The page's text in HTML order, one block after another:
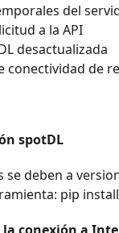
del
a la API
desactualizada
conectividad de
spotDL
deben a
pip